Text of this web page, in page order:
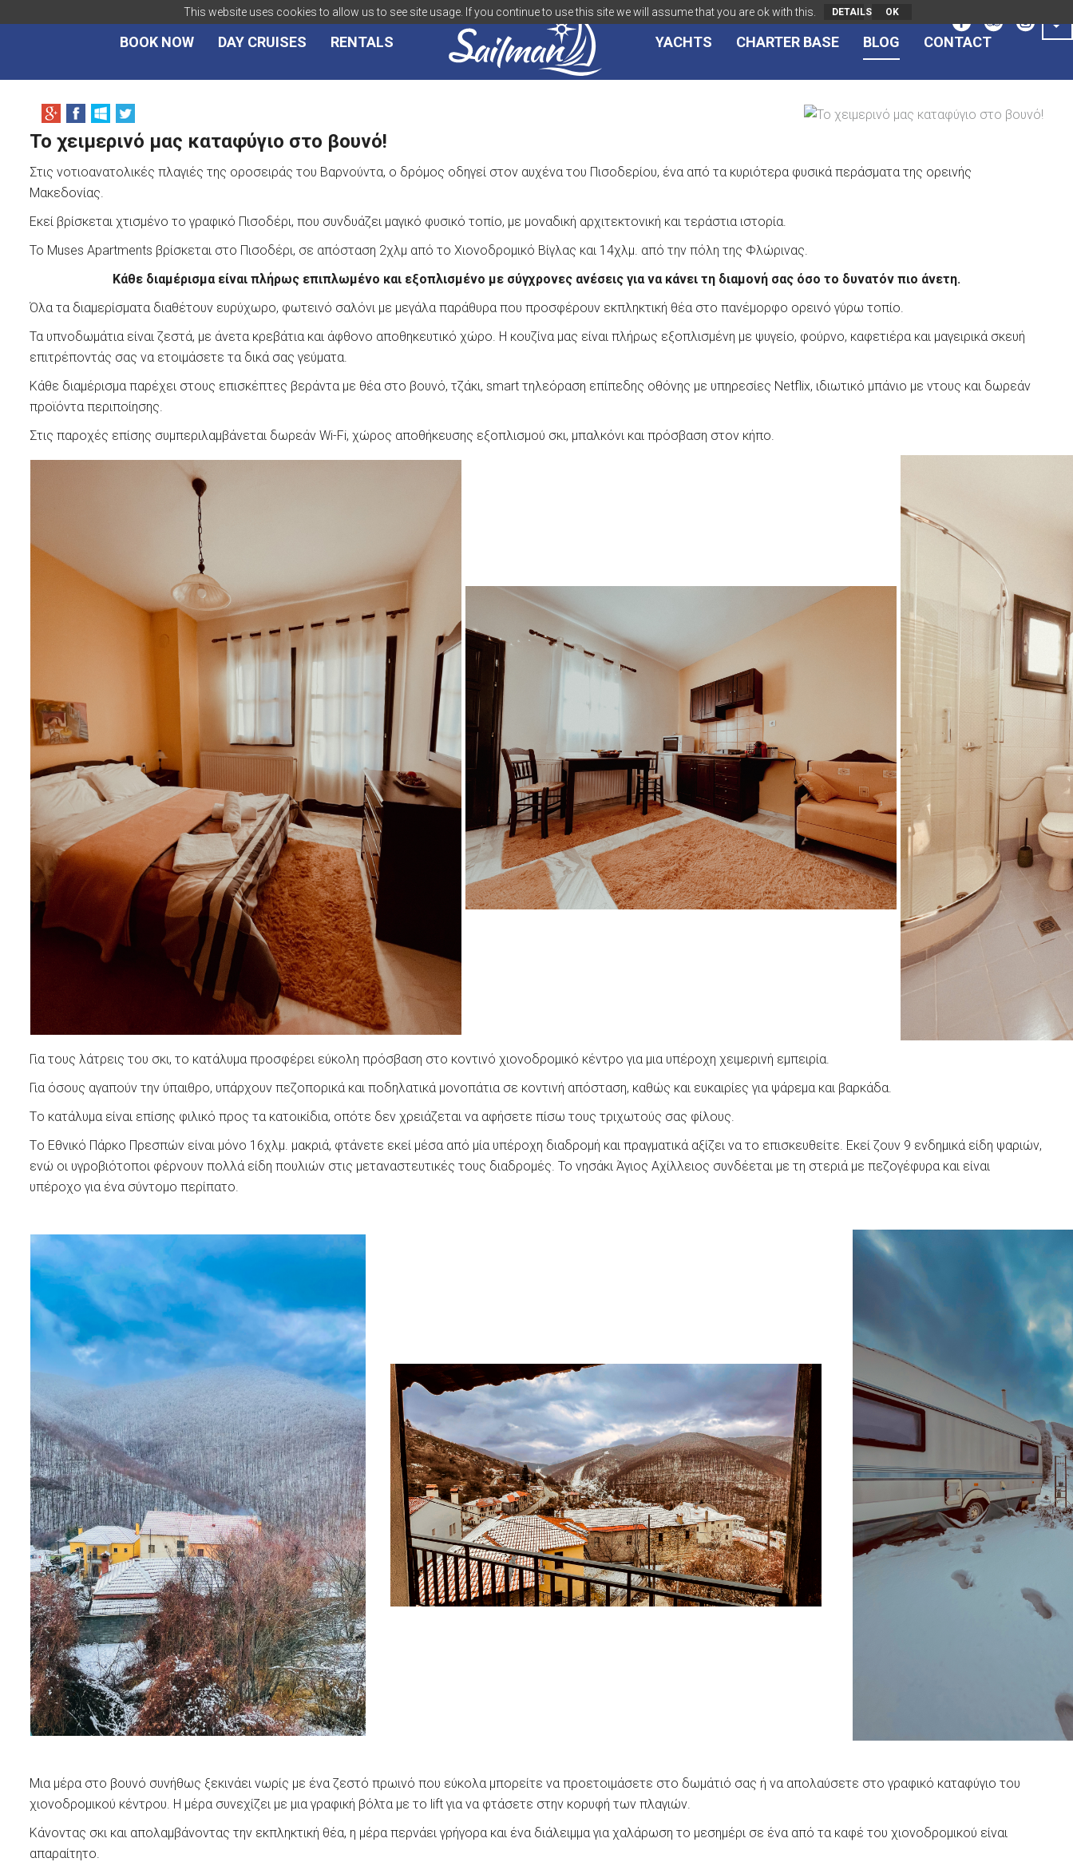
OK
This website uses cookies to allow us to see site usage. If you continue to use this site we will assume that you are ok with this. DETAILS
BOOK NOW DAY CRUISES RENTALS YACHTS CHARTER BASE BLOG CONTACT
Το χειμερινό μας καταφύγιο στο βουνό!
Στις νοτιοανατολικές πλαγιές της οροσειράς του Βαρνούντα, ο δρόμος οδηγεί στον αυχένα του Πισοδερίου, ένα από τα κυριότερα φυσικά περάσματα της ορεινής
Μακεδονίας.
Εκεί βρίσκεται χτισμένο το γραφικό Πισοδέρι, που συνδυάζει μαγικό φυσικό τοπίο, με μοναδική αρχιτεκτονική και τεράστια ιστορία.
Το Muses Apartments βρίσκεται στο Πισοδέρι, σε απόσταση 2χλμ από το Χιονοδρομικό Βίγλας και 14χλμ. από την πόλη της Φλώρινας.
Κάθε διαμέρισμα είναι πλήρως επιπλωμένο και εξοπλισμένο με σύγχρονες ανέσεις για να κάνει τη διαμονή σας όσο το δυνατόν πιο άνετη.
Όλα τα διαμερίσματα διαθέτουν ευρύχωρο, φωτεινό σαλόνι με μεγάλα παράθυρα που προσφέρουν εκπληκτική θέα στο πανέμορφο ορεινό γύρω τοπίο.
Τα υπνοδωμάτια είναι ζεστά, με άνετα κρεβάτια και άφθονο αποθηκευτικό χώρο. Η κουζίνα μας είναι πλήρως εξοπλισμένη με ψυγείο, φούρνο, καφετιέρα και μαγειρικά σκευή
επιτρέποντάς σας να ετοιμάσετε τα δικά σας γεύματα.
Κάθε διαμέρισμα παρέχει στους επισκέπτες βεράντα με θέα στο βουνό, τζάκι, smart τηλεόραση επίπεδης οθόνης με υπηρεσίες Netflix, ιδιωτικό μπάνιο με ντους και δωρεάν
προϊόντα περιποίησης.
Στις παροχές επίσης συμπεριλαμβάνεται δωρεάν Wi-Fi, χώρος αποθήκευσης εξοπλισμού σκι, μπαλκόνι και πρόσβαση στον κήπο.
Για τους λάτρεις του σκι, το κατάλυμα προσφέρει εύκολη πρόσβαση στο κοντινό χιονοδρομικό κέντρο για μια υπέροχη χειμερινή εμπειρία.
Για όσους αγαπούν την ύπαιθρο, υπάρχουν πεζοπορικά και ποδηλατικά μονοπάτια σε κοντινή απόσταση, καθώς και ευκαιρίες για ψάρεμα και βαρκάδα.
Tο κατάλυμα είναι επίσης φιλικό προς τα κατοικίδια, οπότε δεν χρειάζεται να αφήσετε πίσω τους τριχωτούς σας φίλους.
Tο Εθνικό Πάρκο Πρεσπών είναι μόνο 16χλμ. μακριά, φτάνετε εκεί μέσα από μία υπέροχη διαδρομή και πραγματικά αξίζει να το επισκευθείτε. Εκεί ζουν 9 ενδημικά είδη ψαριών,
ενώ οι υγροβιότοποι φέρνουν πολλά είδη πουλιών στις μεταναστευτικές τους διαδρομές. Το νησάκι Άγιος Αχίλλειος συνδέεται με τη στεριά με πεζογέφυρα και είναι
υπέροχο για ένα σύντομο περίπατο.
Μια μέρα στο βουνό συνήθως ξεκινάει νωρίς με ένα ζεστό πρωινό που εύκολα μπορείτε να προετοιμάσετε στο δωμάτιό σας ή να απολαύσετε στο γραφικό καταφύγιο του
χιονοδρομικού κέντρου. Η μέρα συνεχίζει με μια γραφική βόλτα με το lift για να φτάσετε στην κορυφή των πλαγιών.
Κάνοντας σκι και απολαμβάνοντας την εκπληκτική θέα, η μέρα περνάει γρήγορα και ένα διάλειμμα για χαλάρωση το μεσημέρι σε ένα από τα καφέ του χιονοδρομικού είναι
απαραίτητο.